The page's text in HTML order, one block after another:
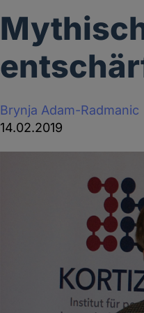
Brynja Adam-Radmanic
14.02.2019